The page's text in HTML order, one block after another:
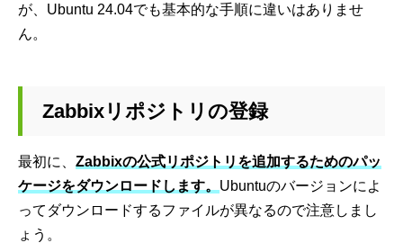
が、Ubuntu 24.04でも基本的な手順に違いはありませ
ん。
Zabbixリポジトリの登録
最初に、 Zabbixの公式リポジトリを追加するためのパッ
ケージをダウンロードします。 Ubuntuのバージョンによ
ってダウンロードするファイルが異なるので注意しまし
ょう。